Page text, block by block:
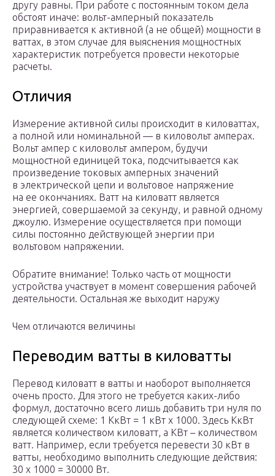
другу равны. При работе с постоянным током дела
обстоят иначе: вольт-амперный показатель
приравнивается к активной (а не общей) мощности в
ваттах, в этом случае для выяснения мощностных
характеристик потребуется провести некоторые
расчеты.
Отличия
Измерение активной силы происходит в киловаттах,
а полной или номинальной — в киловольт амперах.
Вольт ампер с киловольт ампером, будучи
мощностной единицей тока, подсчитывается как
произведение токовых амперных значений
в электрической цепи и вольтовое напряжение
на ее окончаниях. Ватт на киловатт является
энергией, совершаемой за секунду, и равной одному
джоулю. Измерение осуществляется при помощи
силы постоянно действующей энергии при
вольтовом напряжении.
Обратите внимание! Только часть от мощности
устройства участвует в момент совершения рабочей
деятельности. Остальная же выходит наружу
Чем отличаются величины
Переводим ватты в киловатты
Перевод киловатт в ватты и наоборот выполняется
очень просто. Для этого не требуется каких-либо
формул, достаточно всего лишь добавить три нуля по
следующей схеме: 1 КкВт = 1 кВт х 1000. Здесь КкВт
является количеством киловатт, а КВт – количеством
ватт. Например, если требуется перевести 30 кВт в
ватты, необходимо выполнить следующие действия:
30 х 1000 = 30000 Вт.